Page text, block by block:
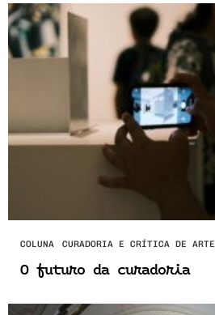
COLUNA CURADORIA E CRÍTICA DE ARTE
O futuro da curadoria